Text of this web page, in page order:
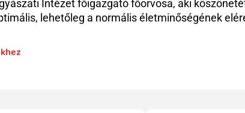
Intézet főigazgató főorvosa, aki
lehetőleg a normális életminőségének